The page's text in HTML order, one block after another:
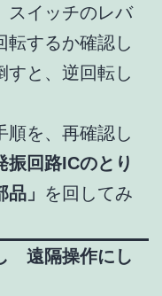
スイッチのレバ
転するか確認し
すと、逆回転し
順を、再確認し
振回路ICのとり
」 を回してみ
遠隔操作にし